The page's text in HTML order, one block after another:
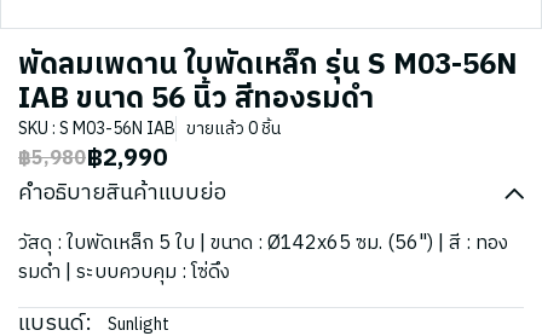
พัดลมเพดาน ใบพัดเหล็ก รุ่น S M03-56N
IAB ขนาด 56 นิ้ว สีทองรมดำ
SKU : S M03-56N IAB ขายแล้ว 0 ชิ้น
฿5,980฿2,990
คำอธิบายสินค้าแบบย่อ
วัสดุ : ใบพัดเหล็ก 5 ใบ | ขนาด : Ø142x65 ซม. (56") | สี : ทอง
รมดำ | ระบบควบคุม : โซ่ดึง
แบรนด์: Sunlight